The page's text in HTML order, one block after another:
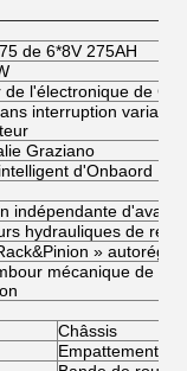
de 6*8V 275AH
de l'électronique de
interruption
Graziano
d'Onbaord
indépendante d'avant
hydrauliques de
»
mécanique de
Châssis
Empattement